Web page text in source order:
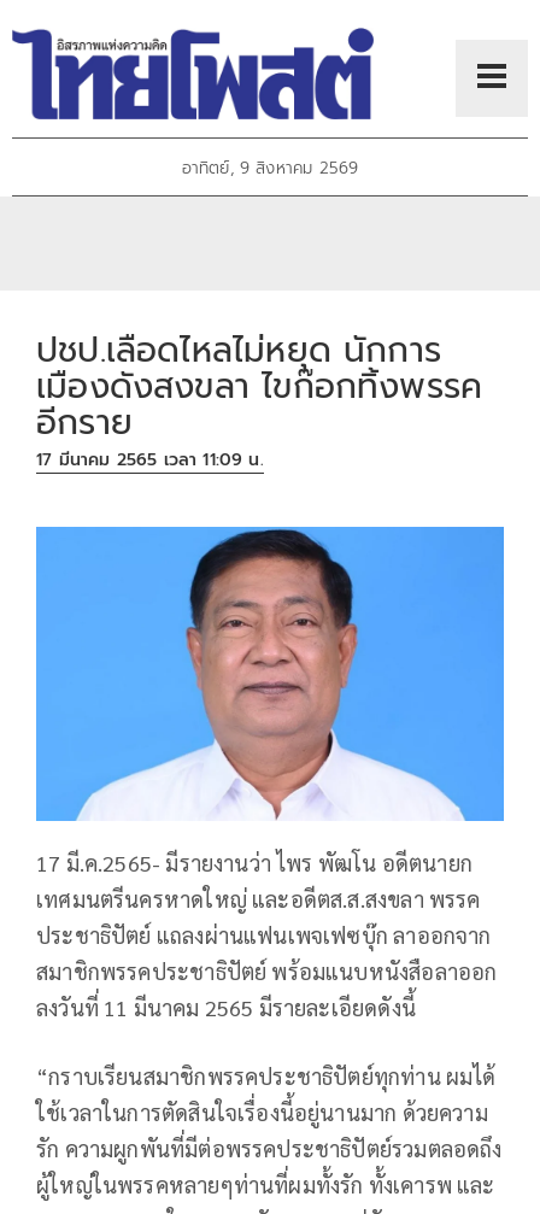
อาทิตย์, 9 สิงหาคม 2569
ปชป.เลือดไหล​ไม่หยุด นักการ
เมืองดังสงขลา​ ไขก๊อกทิ้งพรรค
อีกราย
17 มีนาคม 2565 เวลา 11:09 น.
17 มี.ค.2565- มีรายงานว่า ไพร พัฒโน อดีตนายก
เทศมนตรีนครหาดใหญ่ และอดีตส.ส.สงขลา พรรค
ประชาธิปัตย์ แถลงผ่านแฟนเพจเฟซบุ๊ก ลาออกจาก
สมาชิกพรรคประชาธิปัตย์ พร้อมแนบหนังสือลาออก
ลงวันที่ 11 มีนาคม 2565 มีรายละเอียดดังนี้
“กราบเรียนสมาชิกพรรคประชาธิปัตย์ทุกท่าน ผมได้
ใช้เวลาในการตัดสินใจเรื่องนี้อยู่นานมาก ด้วยความ
รัก ความผูกพันที่มีต่อพรรคประชาธิปัตย์รวมตลอดถึง
ผู้ใหญ่ในพรรคหลายๆท่านที่ผมทั้งรัก ทั้งเคารพ และ